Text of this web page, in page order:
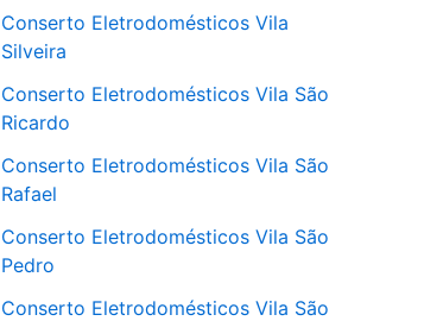
Conserto Eletrodomésticos Vila
Silveira
Conserto Eletrodomésticos Vila São
Ricardo
Conserto Eletrodomésticos Vila São
Rafael
Conserto Eletrodomésticos Vila São
Pedro
Conserto Eletrodomésticos Vila São